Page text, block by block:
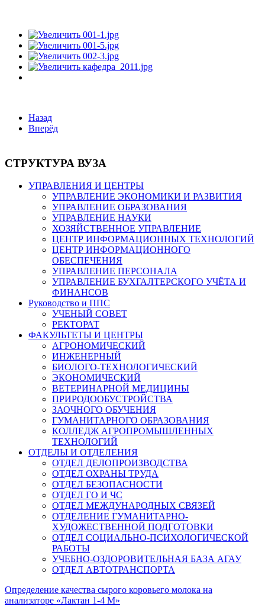
Потом
кафедрой
заведовала
Рогушкова
1965
разделения
называться
кормления
сельскохозяйственных
животных,
заведующим
Деревцов,
должности
В
1971-
Назад
Вперёд
СТРУКТУРА ВУЗА
УПРАВЛЕНИЯ И ЦЕНТРЫ
УПРАВЛЕНИЕ ЭКОНОМИКИ И РАЗВИТИЯ
УПРАВЛЕНИЕ ОБРАЗОВАНИЯ
УПРАВЛЕНИЕ НАУКИ
ХОЗЯЙСТВЕННОЕ УПРАВЛЕНИЕ
ЦЕНТР ИНФОРМАЦИОННЫХ ТЕХНОЛОГИЙ
ЦЕНТР ИНФОРМАЦИОННОГО
ОБЕСПЕЧЕНИЯ
УПРАВЛЕНИЕ ПЕРСОНАЛА
УПРАВЛЕНИЕ БУХГАЛТЕРСКОГО УЧЁТА И
ФИНАНСОВ
Руководство и ППС
УЧЕНЫЙ СОВЕТ
РЕКТОРАТ
ФАКУЛЬТЕТЫ И ЦЕНТРЫ
АГРОНОМИЧЕСКИЙ
ИНЖЕНЕРНЫЙ
БИОЛОГО-ТЕХНОЛОГИЧЕСКИЙ
ЭКОНОМИЧЕСКИЙ
ВЕТЕРИНАРНОЙ МЕДИЦИНЫ
ПРИРОДООБУСТРОЙСТВА
ЗАОЧНОГО ОБУЧЕНИЯ
ГУМАНИТАРНОГО ОБРАЗОВАНИЯ
КОЛЛЕДЖ АГРОПРОМЫШЛЕННЫХ
ТЕХНОЛОГИЙ
ОТДЕЛЫ И ОТДЕЛЕНИЯ
ОТДЕЛ ДЕЛОПРОИЗВОДСТВА
ОТДЕЛ ОХРАНЫ ТРУДА
ОТДЕЛ БЕЗОПАСНОСТИ
ОТДЕЛ ГО И ЧС
ОТДЕЛ МЕЖДУНАРОДНЫХ СВЯЗЕЙ
ОТДЕЛЕНИЕ ГУМАНИТАРНО-
ХУДОЖЕСТВЕННОЙ ПОДГОТОВКИ
ОТДЕЛ СОЦИАЛЬНО-ПСИХОЛОГИЧЕСКОЙ
РАБОТЫ
УЧЕБНО-ОЗДОРОВИТЕЛЬНАЯ БАЗА АГАУ
ОТДЕЛ АВТОТРАНСПОРТА
Определение качества сырого коровьего молока на
анализаторе «Лактан 1-4 М»